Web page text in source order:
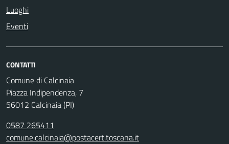
Luoghi
Eventi
CONTATTI
Comune di Calcinaia
Piazza Indipendenza, 7
56012 Calcinaia (PI)
0587 265411
comune.calcinaia@postacert.toscana.it